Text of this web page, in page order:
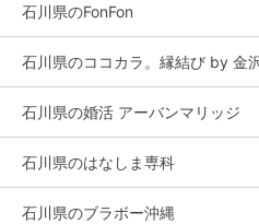
石川県のFonFon
石川県のココカラ。縁結び by 金
石川県の婚活 アーバンマリッジ
石川県のはなしま専科
石川県のブラボー沖縄